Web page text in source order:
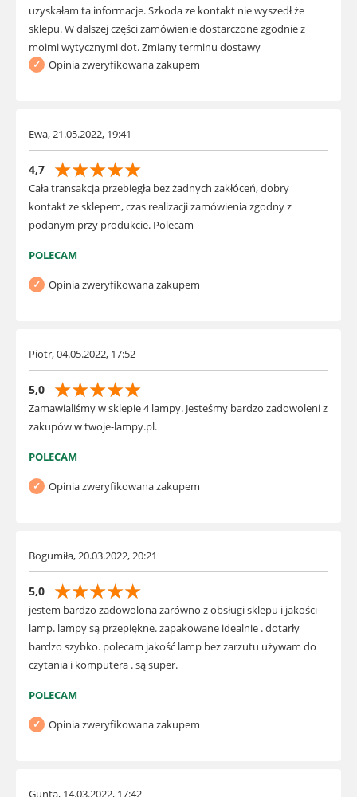
uzyskałam ta informacje. Szkoda ze kontakt nie wyszedł że
sklepu. W dalszej części zamówienie dostarczone zgodnie z
moimi wytycznymi dot. Zmiany terminu dostawy
Opinia zweryfikowana zakupem
Ewa, 21.05.2022, 19:41
4,7 ☆
☆
☆
☆
☆
Cała transakcja przebiegła bez żadnych zakłóceń, dobry
kontakt ze sklepem, czas realizacji zamówienia zgodny z
podanym przy produkcie. Polecam
POLECAM
Opinia zweryfikowana zakupem
Piotr, 04.05.2022, 17:52
5,0 ☆
☆
☆
☆
☆
Zamawialiśmy w sklepie 4 lampy. Jesteśmy bardzo zadowoleni z
zakupów w twoje-lampy.pl.
POLECAM
Opinia zweryfikowana zakupem
Bogumiła, 20.03.2022, 20:21
5,0 ☆
☆
☆
☆
☆
jestem bardzo zadowolona zarówno z obsługi sklepu i jakości
lamp. lampy są przepiękne. zapakowane idealnie . dotarły
bardzo szybko. polecam jakość lamp bez zarzutu używam do
czytania i komputera . są super.
POLECAM
Opinia zweryfikowana zakupem
Gunta, 14.03.2022, 17:42